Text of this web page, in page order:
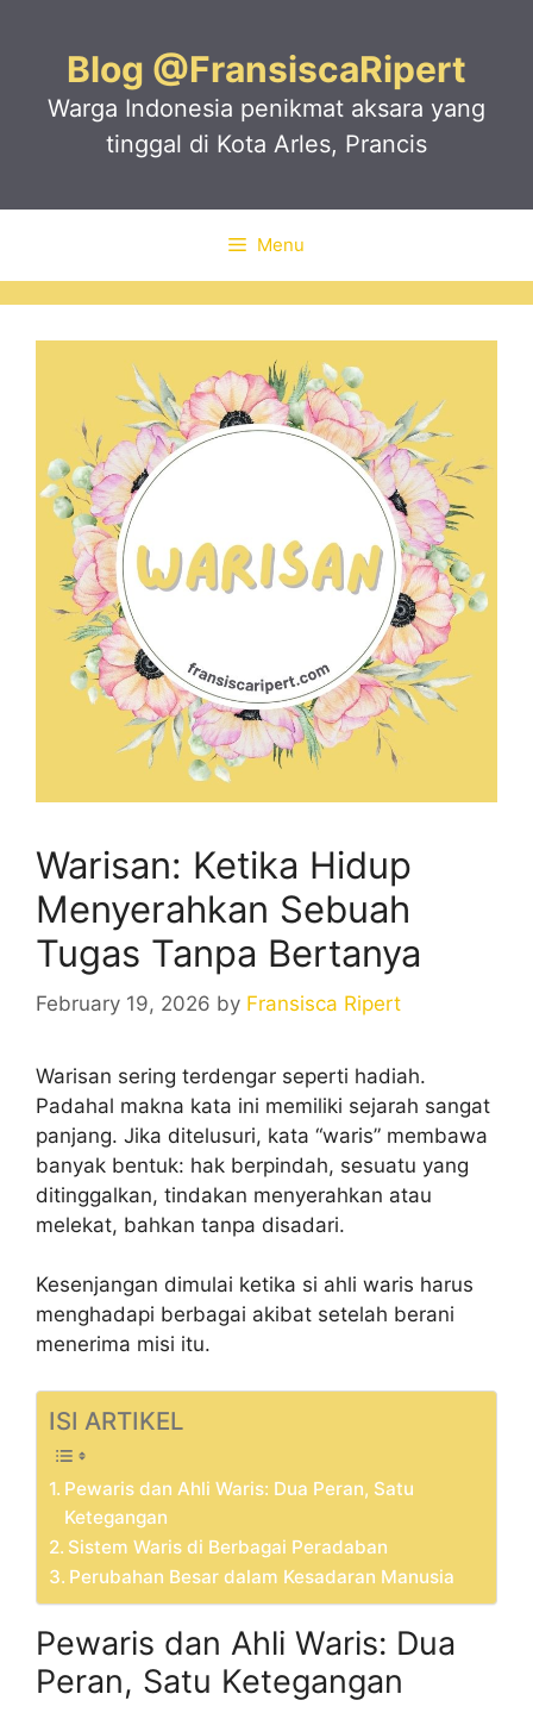
Blog @FransiscaRipert
Warga Indonesia penikmat aksara yang
tinggal di Kota Arles, Prancis
Menu
Warisan: Ketika Hidup
Menyerahkan Sebuah
Tugas Tanpa Bertanya
February 19, 2026 by Fransisca Ripert
Warisan sering terdengar seperti hadiah.
Padahal makna kata ini memiliki sejarah sangat
panjang. Jika ditelusuri, kata “waris” membawa
banyak bentuk: hak berpindah, sesuatu yang
ditinggalkan, tindakan menyerahkan atau
melekat, bahkan tanpa disadari.
Kesenjangan dimulai ketika si ahli waris harus
menghadapi berbagai akibat setelah berani
menerima misi itu.
ISI ARTIKEL
Pewaris dan Ahli Waris: Dua Peran, Satu
Ketegangan
Sistem Waris di Berbagai Peradaban
Perubahan Besar dalam Kesadaran Manusia
Pewaris dan Ahli Waris: Dua
Peran, Satu Ketegangan